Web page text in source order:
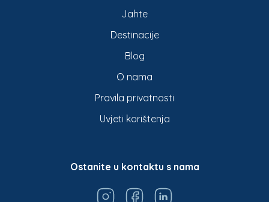
Jahte
Destinacije
Blog
O nama
Pravila privatnosti
Uvjeti korištenja
Ostanite u kontaktu s nama